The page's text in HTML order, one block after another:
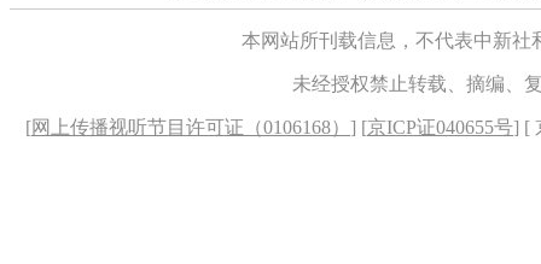
本网站所刊载信息，不代表中新
未经授权禁止转载、摘编、
[网上传播视听节目许可证（0106168） ] [京ICP证040655号] [